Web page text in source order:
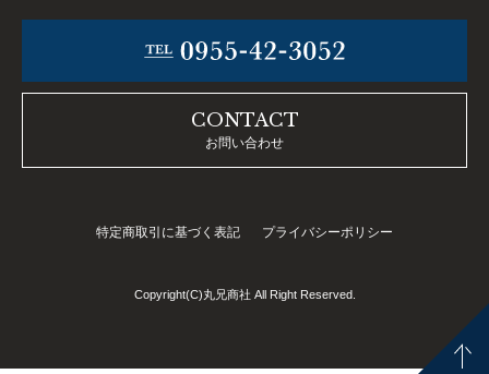
CONTACT
お問い合わせ
特定商取引に基づく表記 プライバシーポリシー
Copyright(C)丸兄商社 All Right Reserved.